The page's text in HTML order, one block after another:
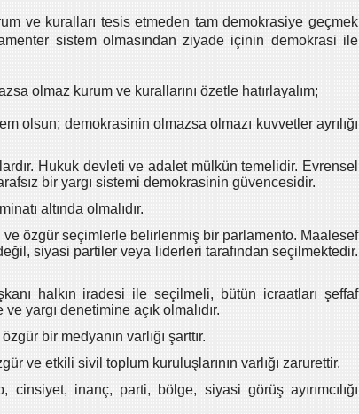
ve kuralları tesis etmeden tam demokrasiye geçmek
sistem olmasından ziyade içinin demokrasi ile
olmaz kurum ve kurallarını özetle hatırlayalım;
olsun; demokrasinin olmazsa olmazı kuvvetler ayrılığı
Hukuk devleti ve adalet mülkün temelidir. Evrensel
bir yargı sistemi demokrasinin güvencesidir.
altında olmalıdır.
özgür seçimlerle belirlenmiş bir parlamento. Maalesef
siyasi partiler veya liderleri tarafından seçilmektedir.
halkın iradesi ile seçilmeli, bütün icraatları şeffaf
yargı denetimine açık olmalıdır.
bir medyanın varlığı şarttır.
ve etkili sivil toplum kuruluşlarının varlığı zarurettir.
cinsiyet, inanç, parti, bölge, siyasi görüş ayırımcılığı